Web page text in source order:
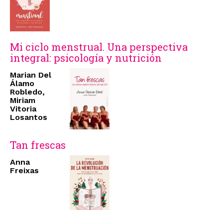
Mi ciclo menstrual. Una perspectiva
integral: psicología y nutrición
Marian Del
Álamo
Robledo,
Miriam
Vitoria
Losantos
Tan frescas
Anna
Freixas